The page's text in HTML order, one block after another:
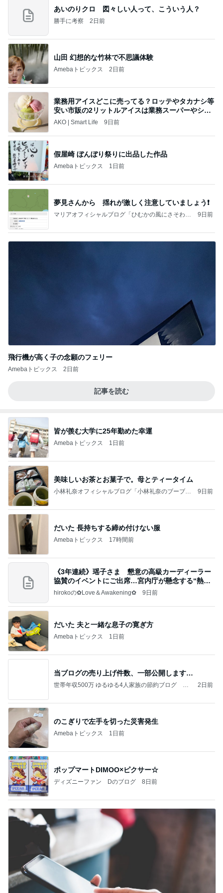
あいのりクロ 図々しい人って、こういう人？
勝手に考察 2日前
山田 幻想的な竹林で不思議体験
Amebaトピックス 2日前
業務用アイスどこに売ってる？ロッテやタカナシ等
安い市販の2リットルアイスは業務スーパーやシャ
トレ
AKO | Smart Life 9日前
假屋崎 ぼんぼり祭りに出品した作品
Amebaトピックス 1日前
夢見さんから 揺れが激しく注意していましょう❗️
マリアオフィシャルブログ「ひむかの風にさそわれ
9日前
飛行機が高く子の念願のフェリー
Amebaトピックス 2日前
記事を読む
皆が羨む大学に25年勤めた幸運
Amebaトピックス 1日前
美味しいお茶とお菓子で。母とティータイム
小林礼奈オフィシャルブログ「小林礼奈のブーブー
9日前
だいた 長持ちする締め付けない服
Amebaトピックス 17時間前
《3年連続》瑶子さま 懇意の高級カーディーラー
協賛のイベントにご出席…宮内庁が懸念する“熱心
すぎ
hirokoの✿Love＆Awakening✿ 9日前
だいた 夫と一緒な息子の寛ぎ方
Amebaトピックス 1日前
当ブログの売り上げ件数、一部公開します…
世帯年収500万 ゆるゆる4人家族の節約ブログ 〜
2日前
のこぎりで左手を切った災害発生
Amebaトピックス 1日前
ポップマートDIMOO×ピクサー☆
ディズニーファン Dのブログ 8日前